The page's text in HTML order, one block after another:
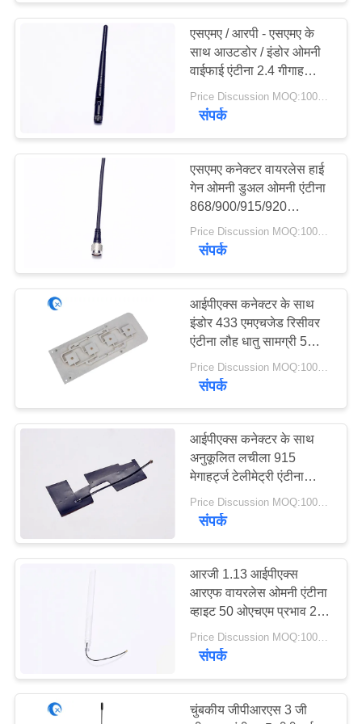
एसएमए / आरपी - एसएमए के
साथ आउटडोर / इंडोर ओमनी
वाईफाई एंटीना 2.4 गीगाहर्ट्ज 5
डीबीआई रिसीवर रबड़ शैल
Price Discussion MOQ:100PCS
संपर्क
एसएमए कनेक्टर वायरलेस हाई
गेन ओमनी डुअल ओमनी एंटीना
868/900/915/920
एमएचजेड
Price Discussion MOQ:100PCS
संपर्क
आईपीएक्स कनेक्टर के साथ
इंडोर 433 एमएचजेड रिसीवर
एंटीना लौह धातु सामग्री 5
डीबीआई लाभ
संपर्क
आईपीएक्स कनेक्टर के साथ
अनुकूलित लचीला 915
मेगाहर्ट्ज टेलीमेट्री एंटीना
आरजी 1.13 केबल
Price Discussion MOQ:100PCS
संपर्क
आरजी 1.13 आईपीएक्स
आरएफ वायरलेस ओमनी एंटीना
व्हाइट 50 ओएचएम प्रभाव 2.4
जी / 5.8 जी
Price Discussion MOQ:100PCS
संपर्क
चुंबकीय जीपीआरएस 3 जी